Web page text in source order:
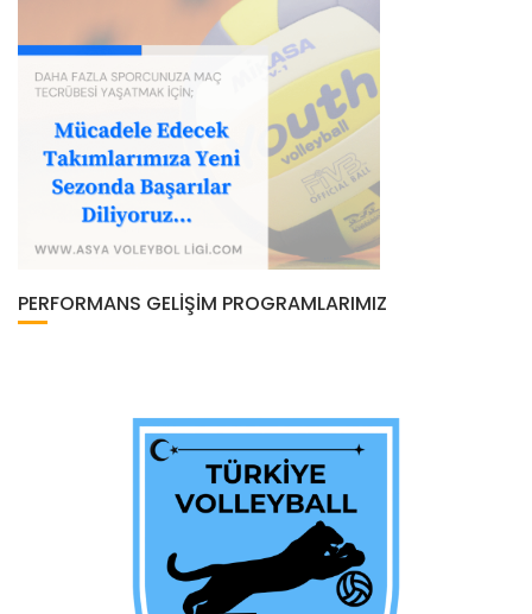
PERFORMANS GELIŞIM PROGRAMLARIMIZ